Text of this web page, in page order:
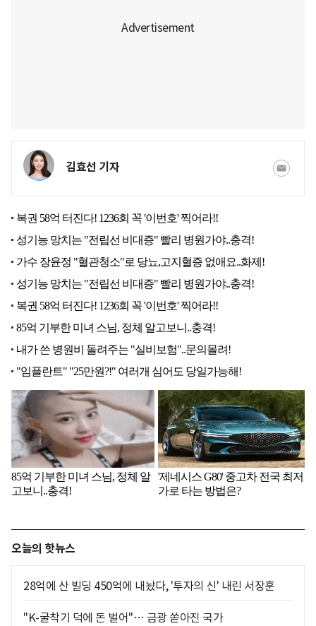
김효선 기자
오늘의 핫뉴스
28억에 산 빌딩 450억에 내놨다, '투자의 신' 내린 서장훈
"K-굴착기 덕에 돈 벌어"… 금광 쏟아진 국가